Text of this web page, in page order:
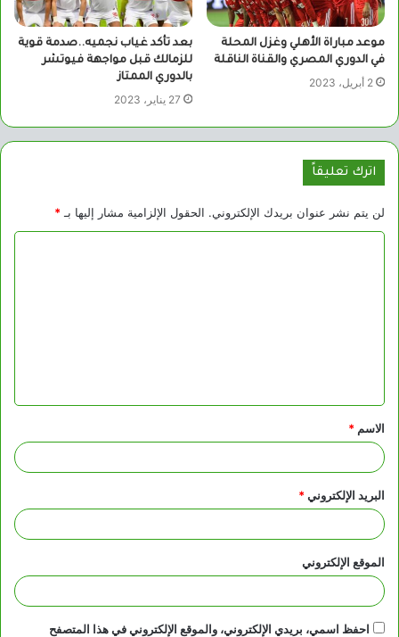
موعد مباراة الأهلي وغزل المحلة
في الدوري المصري والقناة الناقلة
2 أبريل، 2023
بعد تأكد غياب نجميه..صدمة قوية
للزمالك قبل مواجهة فيوتشر
بالدوري الممتاز
27 يناير، 2023
اترك تعليقاً
لن يتم نشر عنوان بريدك الإلكتروني. الحقول الإلزامية مشار إليها بـ *
ق
*
الاسم *
البريد الإلكتروني*
الموقع الإلكتروني
احفظ اسمي، بريدي الإلكتروني، والموقع الإلكتروني في هذا المتصفح